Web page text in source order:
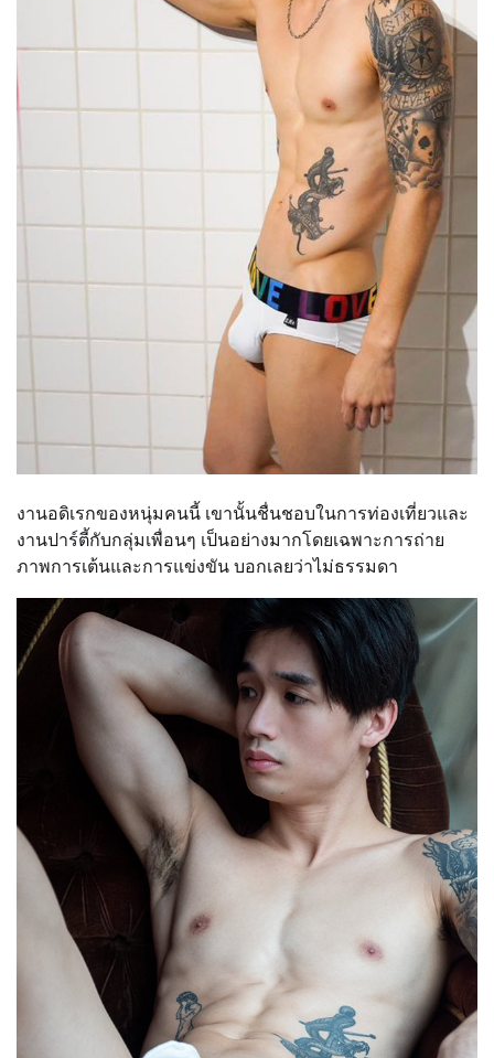
งานอดิเรกของหนุ่มคนนี้ เขานั้นชื่นชอบในการท่องเที่ยวและ
งานปาร์ตี้กับกลุ่มเพื่อนๆ เป็นอย่างมากโดยเฉพาะการถ่าย
ภาพการเต้นและการแข่งขัน บอกเลยว่าไม่ธรรมดา